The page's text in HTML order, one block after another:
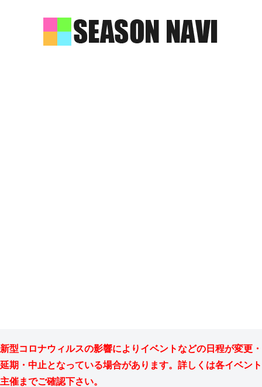
新型コロナウィルスの影響によりイベントなどの日程が変更・
延期・中止となっている場合があります。詳しくは各イベント
主催までご確認下さい。